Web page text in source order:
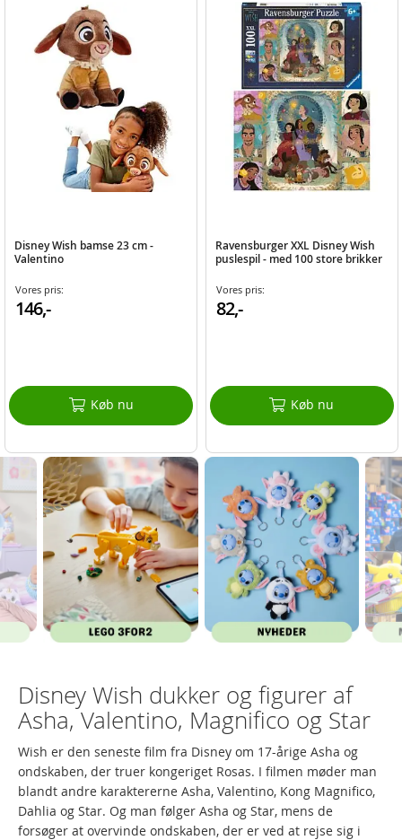
Disney Wish bamse 23 cm -
Valentino
Vores pris:
146,-
Køb nu
Ravensburger XXL Disney Wish
puslespil - med 100 store brikker
Vores pris:
82,-
Køb nu
Disney Wish dukker og figurer af
Asha, Valentino, Magnifico og Star
Wish er den seneste film fra Disney om 17-årige Asha og
ondskaben, der truer kongeriget Rosas. I filmen møder man
blandt andre karaktererne Asha, Valentino, Kong Magnifico,
Dahlia og Star. Og man følger Asha og Star, mens de
forsøger at overvinde ondskaben, der er ved at rejse sig i